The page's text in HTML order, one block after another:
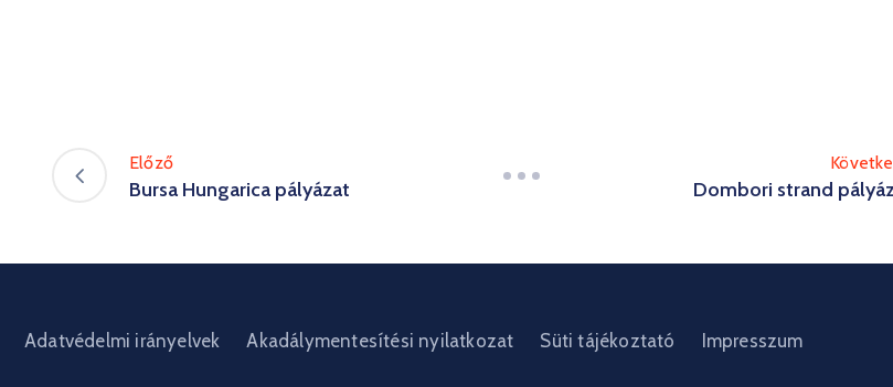
Előző
Bursa Hungarica pályázat Dombori strand
Adatvédelmi irányelvek Akadálymentesítési nyilatkozat Süti tájékoztató Impresszum